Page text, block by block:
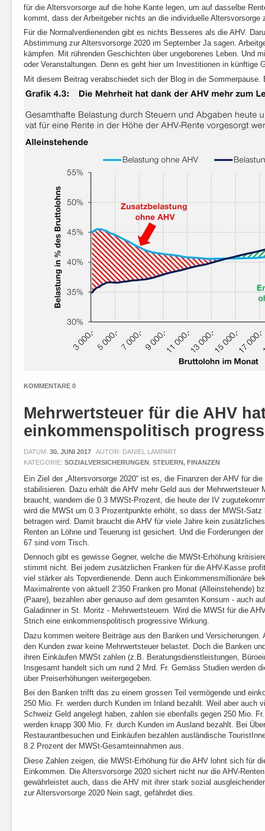
für die Altersvorsorge auf die hohe Kante legen, um auf dasselbe
kommt, dass der Arbeitgeber nichts an die individuelle Altersvorsorge
Für die Normalverdienenden gibt es nichts Besseres als die AHV.
Abstimmung zur Altersvorsorge 2020 im September Ja sagen.
kämpfen. Mit rührenden Geschichten über ungeborenes Leben. Und
oder Veranstaltungen. Denn es geht hier um Investitionen in künftige
Mit diesem Beitrag verabschiedet sich der Blog in die Sommerpause.
KOMMENTARE 0
Mehrwertsteuer für die AHV
einkommenspolitisch
DATUM: 30. JUNI 2017
AUTOR: DANIEL LAMPART
KATEGORIE: SOZIALVERSICHERUNGEN STEUERN, FINANZEN
Ein Ziel der „Altersvorsorge 2020“ ist es, die Finanzen der AHV für
stabilisieren. Dazu erhält die AHV mehr Geld aus der Mehrwertsteuer
braucht, wandern die 0.3 MWSt-Prozent, die heute der IV
wird die MWSt um 0.3 Prozentpunkte erhöht, so dass der MWSt-
betragen wird. Damit braucht die AHV für viele Jahre kein
Renten an Löhne und Teuerung ist gesichert. Und die Forderungen
67 sind vom Tisch.
Dennoch gibt es gewisse Gegner, welche die MWSt-Erhöhung
stimmt nicht. Bei jedem zusätzlichen Franken für die AHV-Kasse
viel stärker als Topverdienende. Denn auch Einkommensmillionäre
Maximalrente von aktuell 2‘350 Franken pro Monat (Alleinstehende)
(Paare), bezahlen aber genauso auf dem gesamten Konsum - auch
Galadinner in St. Moritz - Mehrwertsteuern. Wird die MWSt für die
Strich eine einkommenspolitisch progressive Wirkung.
Dazu kommen weitere Beiträge aus den Banken und
den Kunden zwar keine Mehrwertsteuer belastet. Doch die Banken
ihren Einkäufen MWSt zahlen (z.B. Beratungsdienstleistungen,
Insgesamt handelt sich um rund 2 Mrd. Fr. Gemäss Studien werden
über Preiserhöhungen weitergegeben.
Bei den Banken trifft das zu einem grossen Teil vermögende und
250 Mio. Fr. werden durch Kunden im Inland bezahlt. Weil aber auch
Schweiz Geld angelegt haben, zahlen sie ebenfalls gegen 250 Mio.
werden knapp 300 Mio. Fr. durch Kunden im Ausland bezahlt. Bei
Restaurantbesuchen und Einkäufen bezahlen ausländische
8.2 Prozent der MWSt-Gesamteinnahmen aus.
Diese Zahlen zeigen, die MWSt-Erhöhung für die AHV lohnt sich für
Einkommen. Die Altersvorsorge 2020 sichert nicht nur die AHV-
gewährleistet auch, dass die AHV mit ihrer stark sozial
zur Altersvorsorge 2020 Nein sagt, gefährdet dies.